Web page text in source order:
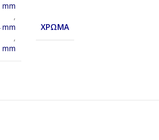
mm
,
mm
,
mm
ΧΡΏΜΑ